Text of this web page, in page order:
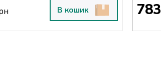
В кошик 783